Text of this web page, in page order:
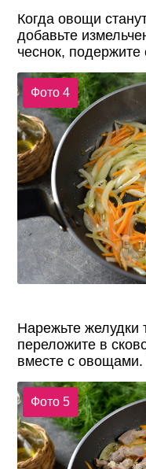
Когда овощи
добавьте
чеснок,
Фото 4
Нарежьте желудки
переложите в
вместе с овощами.
Фото 5